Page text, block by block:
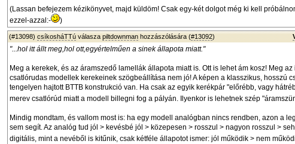
(Lassan befejezem kézikönyvet, majd küldöm! Csak egy-két dolgot még ki kell
ezzel-azzal:-
)
(#13098) csíkosháTTú válasza piltdownman hozzászólására (#13092)
"...hol itt állt meg,hol ott,egyértelműen a sinek állapota miatt."
Meg a kerekek, és az áramszedő lamellák állapota miatt is. Ott is lehet ám kosz! Meg
csatlórudas modellek kerekeinek szögbeállítása nem jó! A képen a klasszikus, hosszú
tengelyen hajtott BTTB konstrukció van. Ha csak az egyik kerékpár "előrébb, vagy
merev csatlórúd miatt a modell billegni fog a pályán. Ilyenkor is lehetnek szép
Mindig mondtam, és vallom most is: ha egy modell analógban nincs rendben, azon a
sem segít. Az analóg tud jól > kevésbé jól > közepesen > rosszul > nagyon rosszul >
digitális, mint a nevéből is kitűnik, csak kétféle állapotot ismer: jól működik > nem